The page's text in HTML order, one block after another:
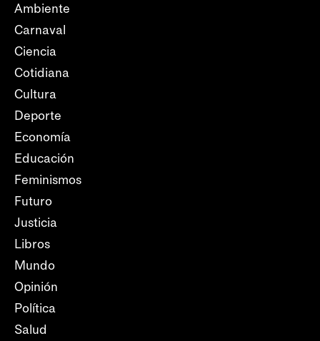
Ambiente
Carnaval
Ciencia
Cotidiana
Cultura
Deporte
Economía
Educación
Feminismos
Futuro
Justicia
Libros
Mundo
Opinión
Política
Salud